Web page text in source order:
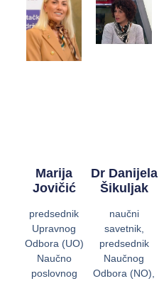
Marija
Jovičić
predsednik
Upravnog
Odbora (UO)
Naučno
poslovnog
Dr Danijela
Šikuljak
naučni
savetnik,
predsednik
Naučnog
Odbora (NO),